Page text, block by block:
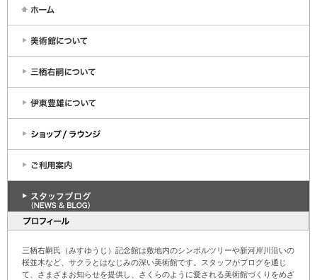
三栖右嗣氏（みすゆうじ）記念館は敷地内のシンボルツリーや新河岸川沿いの
桜並木など、サクラとはなじみの深い美術館です。スタッフがブログを通じ
て、さまざまお知らせを提供し、さくらのように愛される美術館づくりをめざ